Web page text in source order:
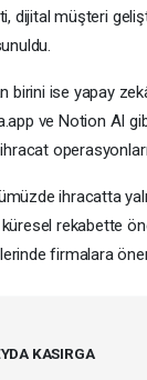
dijital müşteri
birini ise yapay
ve Notion AI
ihracatta
rekabette
firmalara
KASIRGA